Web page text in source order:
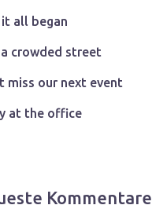
it all began
crowded street
miss our next event
at the office
Kommentare